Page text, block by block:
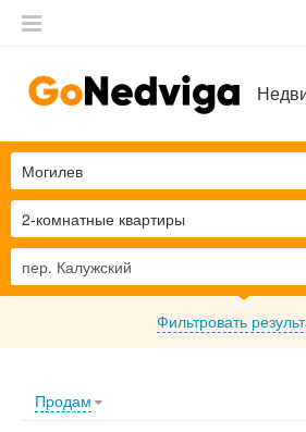
2-комнатные квартиры
Могилев
Фильтровать
Продам